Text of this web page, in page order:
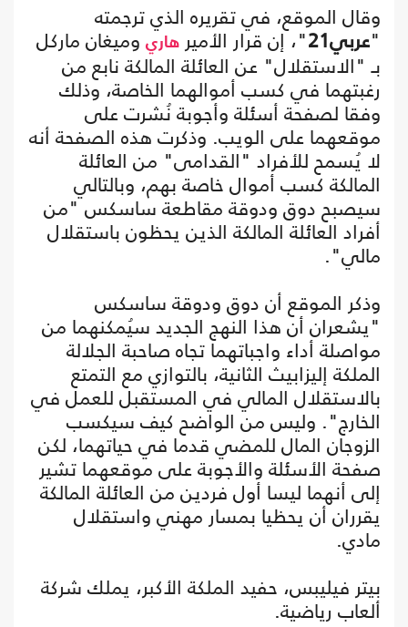
وقال الموقع، في تقريره الذي ترجمته
"عربي21 "، إن قرار الأمير هاري وميغان ماركل
بـ "الاستقلال" عن العائلة المالكة نابع من
رغبتهما في كسب أموالهما الخاصة، وذلك
وفقا لصفحة أسئلة وأجوبة نُشرت على
موقعهما على الويب. وذكرت هذه الصفحة أنه
لا يُسمح للأفراد "القدامى" من العائلة
المالكة كسب أموال خاصة بهم، وبالتالي
سيصبح دوق ودوقة مقاطعة ساسكس "من
أفراد العائلة المالكة الذين يحظون باستقلال
مالي".
وذكر الموقع أن دوق ودوقة ساسكس
"يشعران أن هذا النهج الجديد سيُمكنهما من
مواصلة أداء واجباتهما تجاه صاحبة الجلالة
الملكة إليزابيث الثانية، بالتوازي مع التمتع
بالاستقلال المالي في المستقبل للعمل في
الخارج". وليس من الواضح كيف سيكسب
الزوجان المال للمضي قدما في حياتهما، لكن
صفحة الأسئلة والأجوبة على موقعهما تشير
إلى أنهما ليسا أول فردين من العائلة المالكة
يقرران أن يحظيا بمسار مهني واستقلال
مادي.
بيتر فيليبس، حفيد الملكة الأكبر، يملك شركة
ألعاب رياضية.